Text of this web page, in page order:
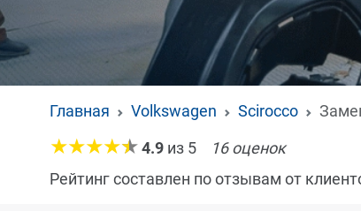
Главная Volkswagen Scirocco
4.9 из 5 16оценок
Рейтинг составлен по отзывам от